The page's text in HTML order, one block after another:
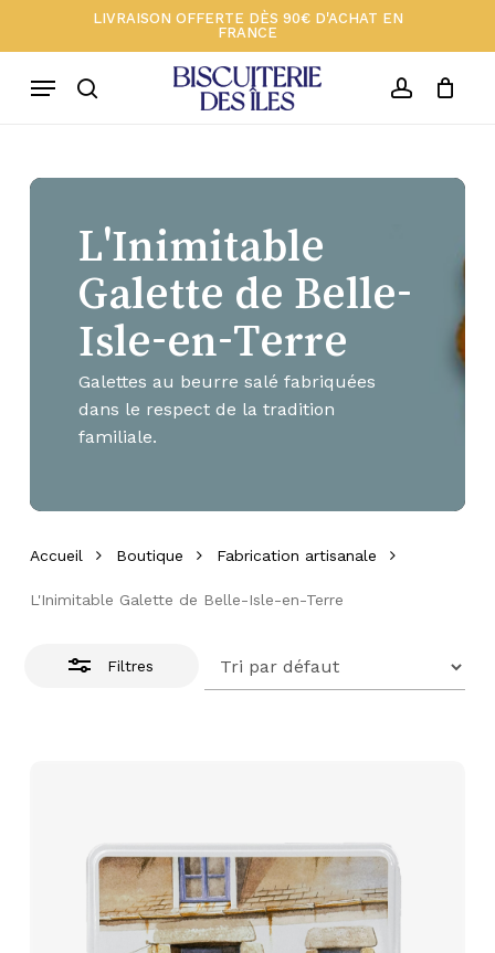
content
LIVRAISON OFFERTE DÈS 90€ D'ACHAT EN
FRANCE
search account
Menu
Votre panier 🍪 Close
L'Inimitable
Galette de Belle-
Isle-en-Terre
Galettes au beurre salé fabriquées
dans le respect de la tradition
familiale.
Accueil Boutique Fabrication artisanale
L'Inimitable Galette de Belle-Isle-en-Terre
Filtres